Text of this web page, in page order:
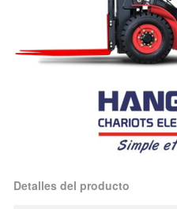
Detalles del producto